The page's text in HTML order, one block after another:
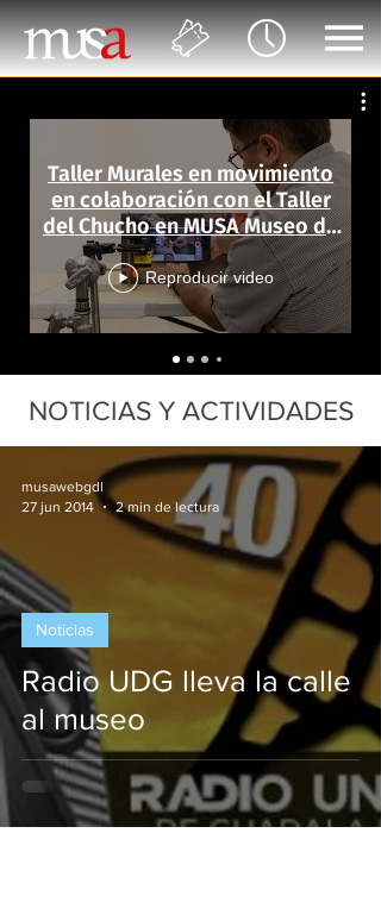
Taller Murales en movimiento
en colaboración con el Taller
del Chucho en MUSA Museo de
las Artes
Reproducir video
NOTICIAS Y ACTIVIDADES
Radio UDG lleva la calle
al museo
Noticias
musawebgdl
27 jun 2014
2 min de lectura